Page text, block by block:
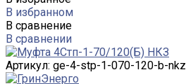
В избранном
В сравнение
В сравнении
Артикул: ge-4-stp-1-070-120-b-nkz